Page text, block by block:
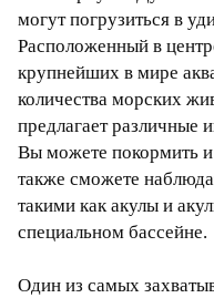
могут погрузиться в
Расположенный в
крупнейших в мире
количества морских
предлагает различные
Вы можете покормить
также сможете
такими как акулы и
специальном бассейне.
Один из самых